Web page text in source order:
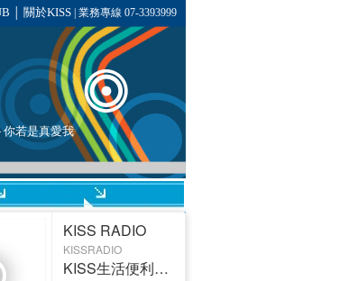
關於KISS| 業務專線 07-3393999
你若是真愛我